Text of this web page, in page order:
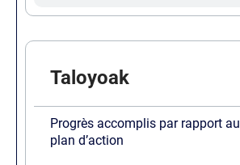
Taloyoak
Progrès accomplis par rapport au
plan d’action